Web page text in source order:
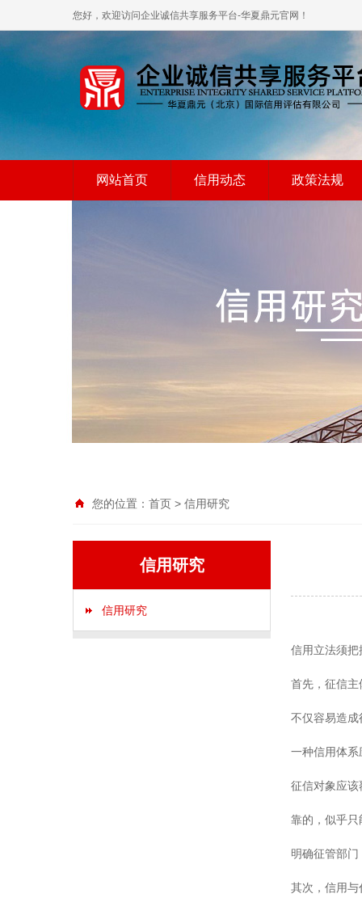
您好，欢迎访问企业诚信共享服务平台-华夏鼎元官网！
网站首页 信用动态 政策法规
您的位置： 首页 > 信用研究
信用研究
信用研究
信用立法须
首先，征信
不仅容易造
一种信用体
征信对象应
靠的，似乎
明确征管部
其次，信用